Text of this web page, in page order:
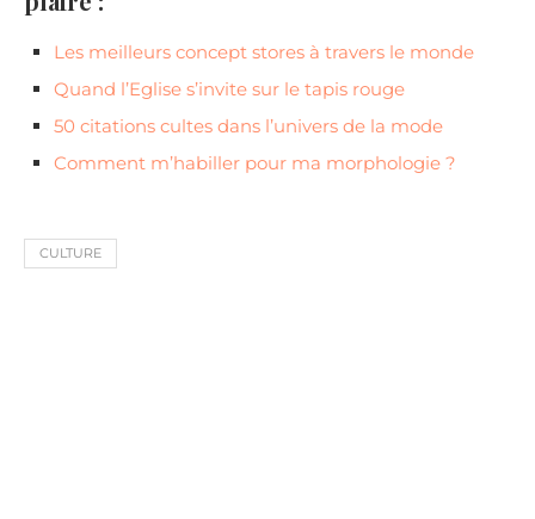
Les meilleurs concept stores à travers le monde
Quand l’Eglise s’invite sur le tapis rouge
50 citations cultes dans l’univers de la mode
Comment m’habiller pour ma morphologie ?
CULTURE